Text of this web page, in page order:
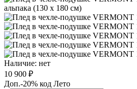
Наличие: нет
10 900 ₽
Доп.-20% код Лето